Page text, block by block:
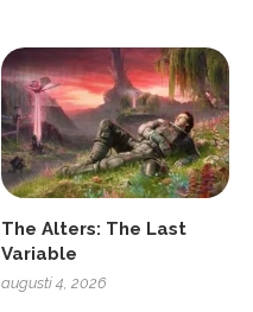
The Alters: The Last
Variable
augusti 4, 2026